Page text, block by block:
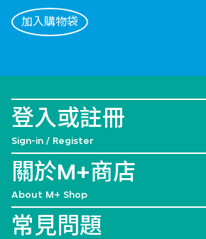
加入購物袋
登入或註冊
Sign-in / Register
關於M+商店
About M+ Shop
常見問題